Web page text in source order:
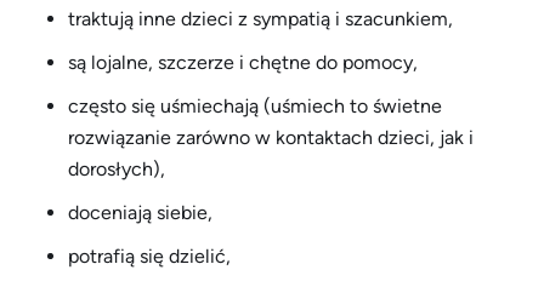
traktują inne dzieci z sympatią i szacunkiem,
są lojalne, szczerze i chętne do pomocy,
często się uśmiechają (uśmiech to świetne
rozwiązanie zarówno w kontaktach dzieci, jak i
dorosłych),
doceniają siebie,
potrafią się dzielić,